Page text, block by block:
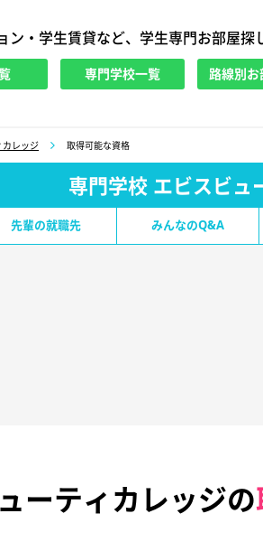
ン・学生賃貸など、学生専門お部屋探
専門学校一覧 路線別お
カレッジ 取得可能な資格
専門学校 エビスビュ
先輩の就職先 みんなのQ&A
ーティカレッジの